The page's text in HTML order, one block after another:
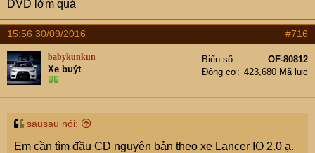
DVD lởm quá
15:56 30/09/2016 #716
babykunkun
Xe buýt
Biển số
OF-80812
Động cơ
423,680 Mã lực
sausau nói:
Em cần tìm đầu CD nguyên bản theo xe Lancer IO 2.0 ạ.